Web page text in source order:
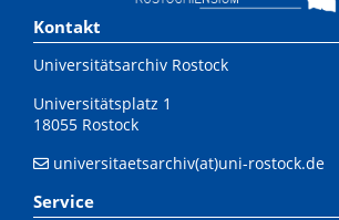
Kontakt
Universitätsarchiv Rostock
Universitätsplatz 1
18055 Rostock
universitaetsarchiv(at)uni-rostock.de
Service